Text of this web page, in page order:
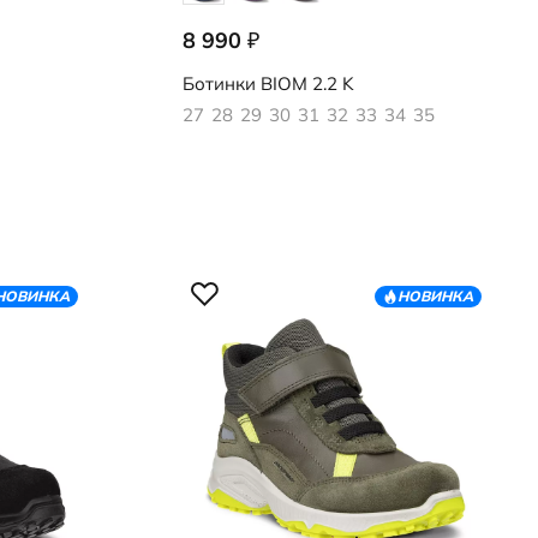
8 990 ₽
710912/61426
Ботинки BIOM 2.2 K
27 28 29 30 31 32 33 34 35
НОВИНКА